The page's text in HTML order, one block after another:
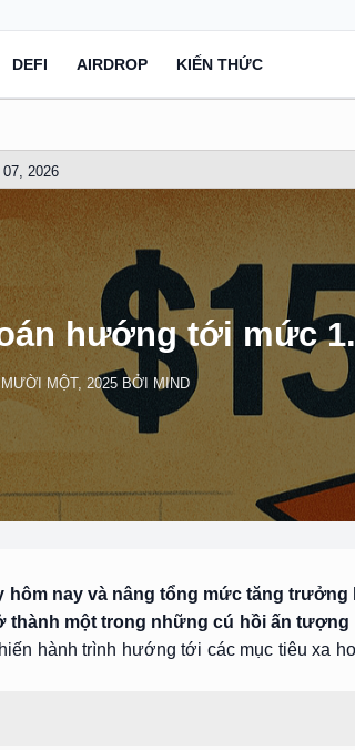
DEFI AIRDROP KIẾN THỨC
2026
hướng tới mức
MỘT, 2025 BỞI MIND
nay và nâng tổng mức tăng
thành một trong những cú hồi ấn
hành trình hướng tới các mục tiêu xa